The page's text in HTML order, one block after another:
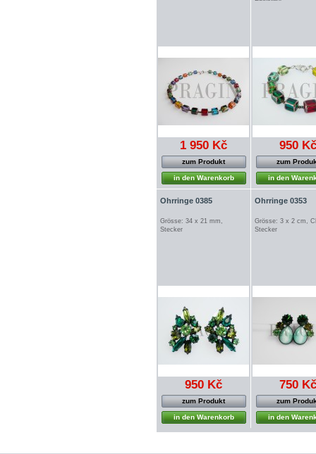
1 950 Kč
zum Produkt
in den Warenkorb
950 Kč
zum
in den
Ohrringe 0385
Grösse: 34 x 21 mm,
Stecker
950 Kč
zum Produkt
in den Warenkorb
Ohrringe 0353
Grösse: 3 x 2 cm,
Stecker
750 Kč
zum
in den